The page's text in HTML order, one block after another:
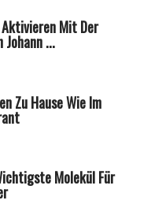
Mit Der
Johann ...
Zu Hause Wie Im
Molekül Für